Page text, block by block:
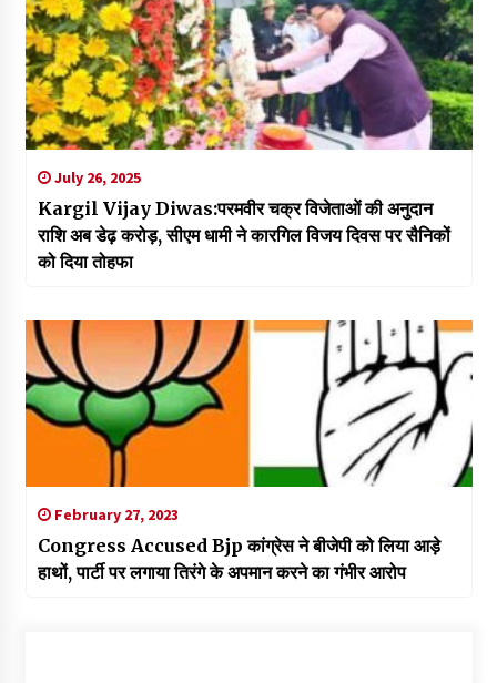
July 26, 2025
Kargil Vijay Diwas:परमवीर चक्र विजेताओं की अनुदान
राशि अब डेढ़ करोड़, सीएम धामी ने कारगिल विजय दिवस पर सैनिकों
को दिया तोहफा
February 27, 2023
Congress Accused Bjp कांग्रेस ने बीजेपी को लिया आड़े
हाथों, पार्टी पर लगाया तिरंगे के अपमान करने का गंभीर आरोप